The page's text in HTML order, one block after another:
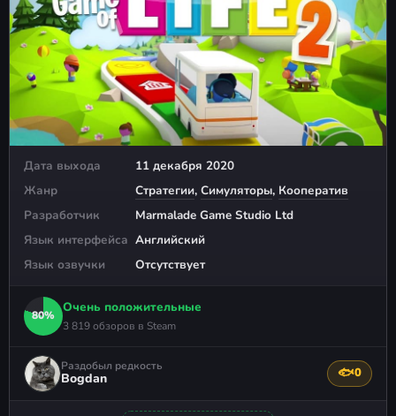
Дата выхода
11 декабря 2020
Жанр
Стратегии, Симуляторы, Кооператив
Разработчик
Marmalade Game Studio Ltd
Язык интерфейса Английский
Язык озвучки
Отсутствует
80%
Очень положительные
3 819 обзоров в Steam
Раздобыл редкость
Bogdan 🐟0